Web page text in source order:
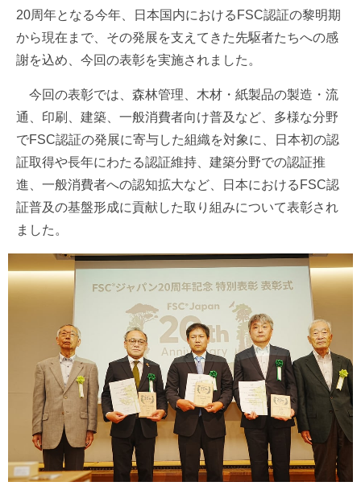
20周年となる今年、日本国内におけるFSC認証の黎明期
から現在まで、その発展を支えてきた先駆者たちへの感
謝を込め、今回の表彰を実施されました。
今回の表彰では、森林管理、木材・紙製品の製造・流
通、印刷、建築、一般消費者向け普及など、多様な分野
でFSC認証の発展に寄与した組織を対象に、日本初の認
証取得や長年にわたる認証維持、建築分野での認証推
進、一般消費者への認知拡大など、日本におけるFSC認
証普及の基盤形成に貢献した取り組みについて表彰され
ました。